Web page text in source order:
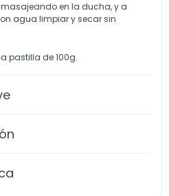
en la ducha, y a
agua limpiar y secar sin
pastilla de 100g.